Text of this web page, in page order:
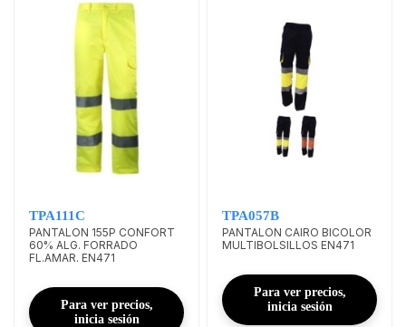
TPA111C
PANTALON 155P CONFORT
60% ALG. FORRADO
FL.AMAR. EN471
Para ver precios,
inicia sesión
TPA057B
PANTALON CAIRO BICOLOR
MULTIBOLSILLOS EN471
Para ver precios,
inicia sesión